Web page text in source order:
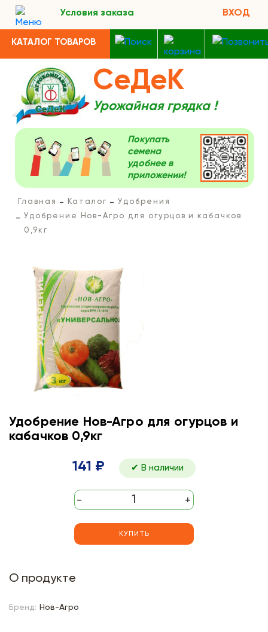
Условия заказа ВХОД
КАТАЛОГ ТОВАРОВ
СеДеК
Урожайная грядка !
Покупать
семена
удобнее в
приложении!
Главная Каталог
Удобрения
Удобрение Нов-Агро для огурцов и кабачков
0,9кг
Удобрение Нов-Агро для огурцов и
кабачков 0,9кг
141 ₽ ✔ В наличии
- +
КУПИТЬ
О продукте
Бренд: Нов-Агро